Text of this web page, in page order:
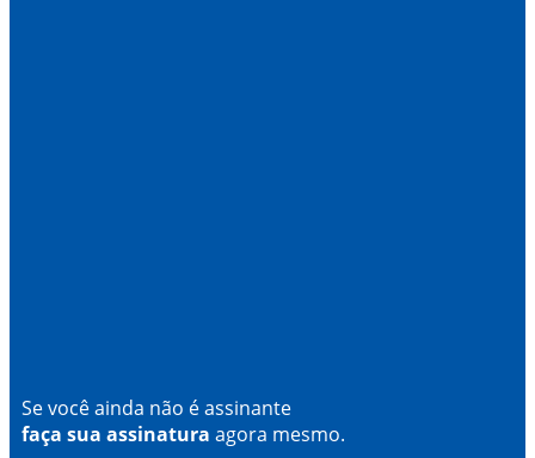
Se você ainda não é assinante
faça sua assinatura agora mesmo.